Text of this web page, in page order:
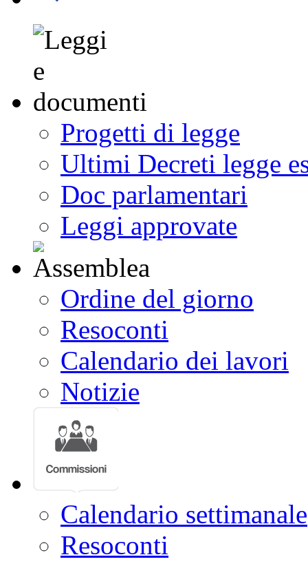
Progetti di legge
Ultimi Decreti legge
Doc parlamentari
Leggi approvate
Ordine del giorno
Resoconti
Calendario dei lavori
Notizie
Calendario settimanale
Resoconti